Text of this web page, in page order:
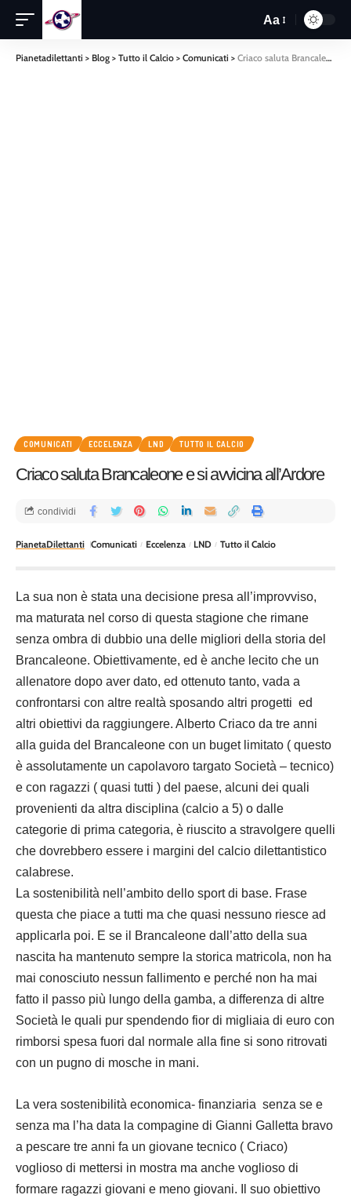
Aa
Pianetadilettanti > Blog > Tutto il Calcio > Comunicati > Criaco saluta Brancaleone e si avvicina all’Ardore
COMUNICATI ECCELENZA LND TUTTO IL CALCIO
Criaco saluta Brancaleone e si avvicina all’Ardore
PianetaDilettanti Comunicati Eccelenza LND Tutto il Calcio
condividi
La sua non è stata una decisione presa all’improvviso,
ma maturata nel corso di questa stagione che rimane
senza ombra di dubbio una delle migliori della storia del
Brancaleone. Obiettivamente, ed è anche lecito che un
allenatore dopo aver dato, ed ottenuto tanto, vada a
confrontarsi con altre realtà sposando altri progetti ed
altri obiettivi da raggiungere. Alberto Criaco da tre anni
alla guida del Brancaleone con un buget limitato ( questo
è assolutamente un capolavoro targato Società – tecnico)
e con ragazzi ( quasi tutti ) del paese, alcuni dei quali
provenienti da altra disciplina (calcio a 5) o dalle
categorie di prima categoria, è riuscito a stravolgere quelli
che dovrebbero essere i margini del calcio dilettantistico
calabrese.
La sostenibilità nell’ambito dello sport di base. Frase
questa che piace a tutti ma che quasi nessuno riesce ad
applicarla poi. E se il Brancaleone dall’atto della sua
nascita ha mantenuto sempre la storica matricola, non ha
mai conosciuto nessun fallimento e perché non ha mai
fatto il passo più lungo della gamba, a differenza di altre
Società le quali pur spendendo fior di migliaia di euro con
rimborsi spesa fuori dal normale alla fine si sono ritrovati
con un pugno di mosche in mani.
La vera sostenibilità economica- finanziaria senza se e
senza ma l’ha data la compagine di Gianni Galletta bravo
a pescare tre anni fa un giovane tecnico ( Criaco)
voglioso di mettersi in mostra ma anche voglioso di
formare ragazzi giovani e meno giovani. Il suo obiettivo